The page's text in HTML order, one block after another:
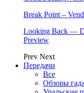
Break Point –
Looking Back —
Preview
Prev Next
Передачи
Все
Обзоры